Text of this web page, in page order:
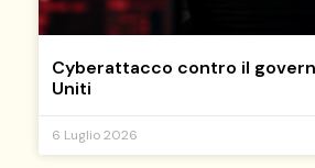
Cyberattacco contro il
Uniti
6 Luglio 2026